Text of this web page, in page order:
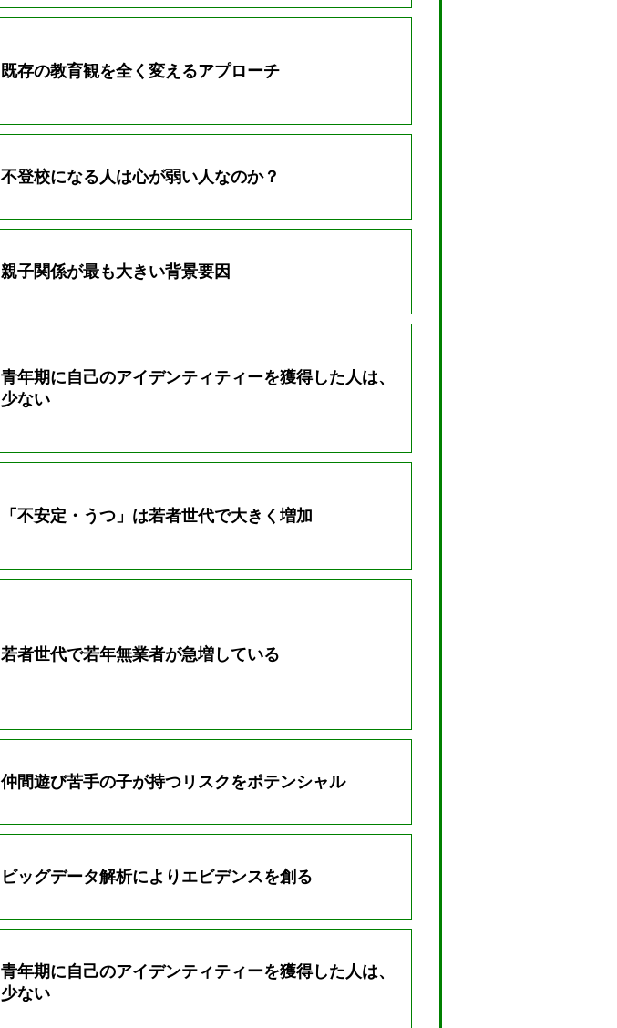
既存の教育観を全く変えるアプローチ
不登校になる人は心が弱い人なのか？
親子関係が最も大きい背景要因
青年期に自己のアイデンティティーを獲得した人は、
少ない
「不安定・うつ」は若者世代で大きく増加
若者世代で若年無業者が急増している
仲間遊び苦手の子が持つリスクをポテンシャル
ビッグデータ解析によりエビデンスを創る
青年期に自己のアイデンティティーを獲得した人は、
少ない